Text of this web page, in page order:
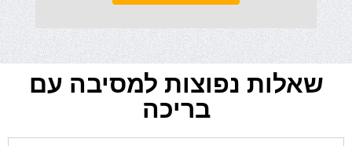
שאלות נפוצות למסיבה עם
בריכה